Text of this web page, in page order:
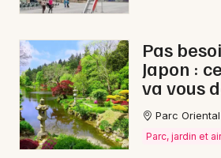
Actus à Pornic
Magazine à Pornic
Pas
Japon :
va vous
Parc
Parc, jardin et